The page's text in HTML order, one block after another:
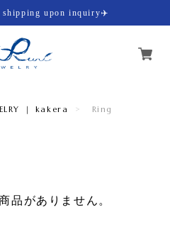
shipping upon inquiry✈️
｜ kakera Ring
品がありません。